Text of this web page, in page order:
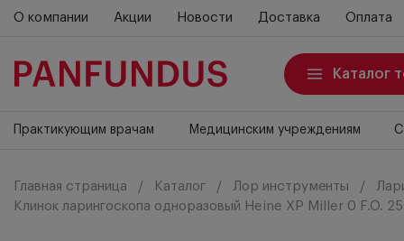
О компании Акции Новости Доставка Оплата
Каталог
Практикующим врачам Медицинским учреждениям
Главная страница Каталог Лор инструменты
Клинок ларингоскопа одноразовый Heine ХР Miller 0 F.O.